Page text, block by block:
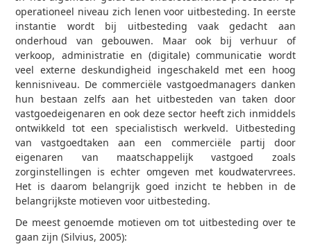
operationeel niveau zich lenen voor uitbesteding. In eerste
instantie wordt bij uitbesteding vaak gedacht aan
onderhoud van gebouwen. Maar ook bij verhuur of
verkoop, administratie en (digitale) communicatie wordt
veel externe deskundigheid ingeschakeld met een hoog
kennisniveau. De commerciële vastgoedmanagers danken
hun bestaan zelfs aan het uitbesteden van taken door
vastgoedeigenaren en ook deze sector heeft zich inmiddels
ontwikkeld tot een specialistisch werkveld. Uitbesteding
van vastgoedtaken aan een commerciële partij door
eigenaren van maatschappelijk vastgoed zoals
zorginstellingen is echter omgeven met koudwatervrees.
Het is daarom belangrijk goed inzicht te hebben in de
belangrijkste motieven voor uitbesteding.
De meest genoemde motieven om tot uitbesteding over te
gaan zijn (Silvius, 2005):